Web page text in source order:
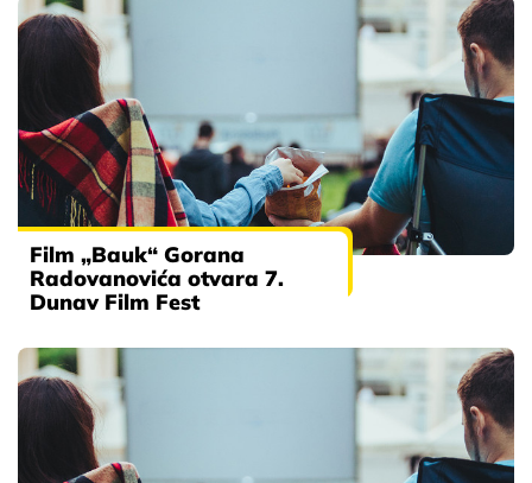
Film „Bauk“ Gorana
Radovanovića otvara 7.
Dunav Film Fest